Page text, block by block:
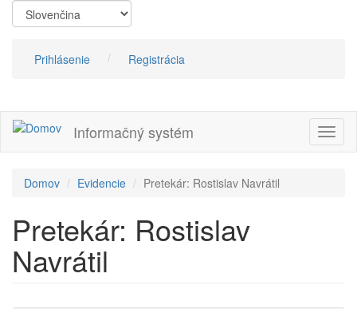
Skočiť
na
Prihlásenie Registrácia
Informačný systém
Domov Evidencie Pretekár: Rostislav Navrátil
Pretekár: Rostislav
Navrátil